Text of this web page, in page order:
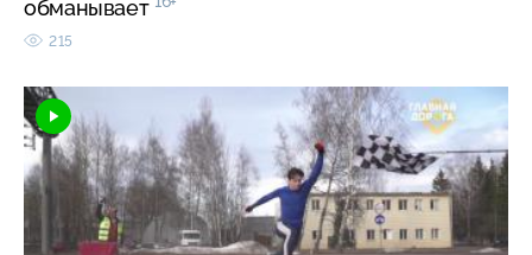
обманывает
215